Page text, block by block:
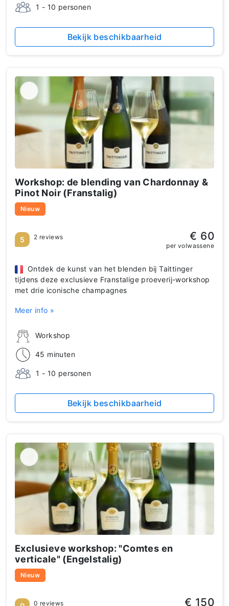
1 - 10 personen
Bekijk beschikbaarheid
Workshop: de blending van Chardonnay &
Pinot Noir (Franstalig)
Nieuw
Workshop
45 minuten
1 - 10 personen
Ontdek de kunst van het blenden bij Taittinger
tijdens deze exclusieve Franstalige proeverij-workshop
met drie iconische champagnes
Meer info »
5 2 reviews € 60
per volwassene
Bekijk beschikbaarheid
Exclusieve workshop: "Comtes en
verticale" (Engelstalig)
Nieuw
0 reviews € 150